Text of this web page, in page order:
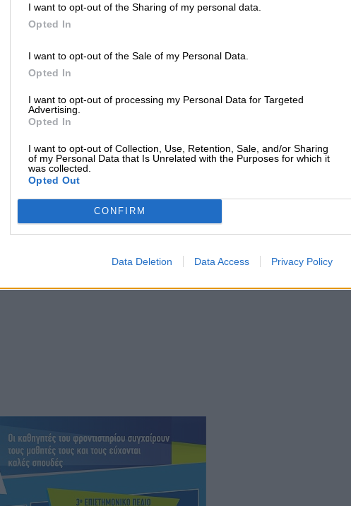
I want to opt-out of the Sharing of my personal data.
Opted In
I want to opt-out of the Sale of my Personal Data.
Opted In
I want to opt-out of processing my Personal Data for Targeted
Advertising.
Opted In
I want to opt-out of Collection, Use, Retention, Sale, and/or Sharing
of my Personal Data that Is Unrelated with the Purposes for which it
was collected.
Opted Out
CONFIRM
Data Deletion Data Access Privacy Policy